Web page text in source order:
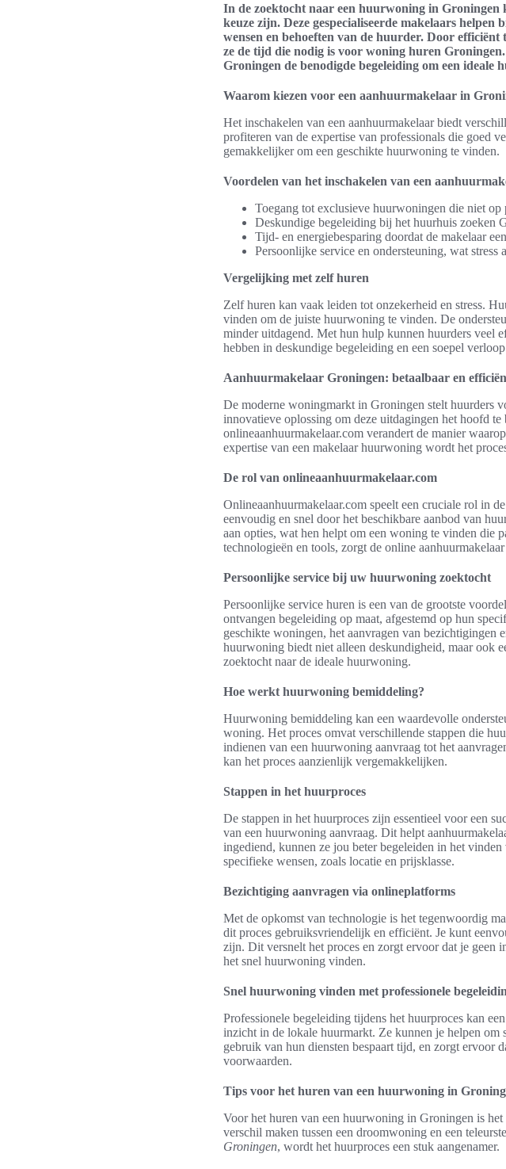
In de zoektocht naar een huurwoning in Groningen
keuze zijn. Deze gespecialiseerde makelaars
wensen en behoeften van de huurder. Door
ze de tijd die nodig is voor woning huren
Groningen de benodigde begeleiding om een ideale
Waarom kiezen voor een aanhuurmakelaar in
Het inschakelen van een aanhuurmakelaar biedt
profiteren van de expertise van professionals die goed
gemakkelijker om een geschikte huurwoning te vinden.
Voordelen van het inschakelen van een
Toegang tot exclusieve huurwoningen die niet
Deskundige begeleiding bij het huurhuis zoeken
Tijd- en energiebesparing doordat de makelaar
Persoonlijke service en ondersteuning, wat stress
Vergelijking met zelf huren
Zelf huren kan vaak leiden tot onzekerheid en stress.
vinden om de juiste huurwoning te vinden. De
minder uitdagend. Met hun hulp kunnen huurders veel
hebben in deskundige begeleiding en een soepel
Aanhuurmakelaar Groningen: betaalbaar en
De moderne woningmarkt in Groningen stelt huurders
innovatieve oplossing om deze uitdagingen het hoofd
onlineaanhuurmakelaar.com verandert de manier
expertise van een makelaar huurwoning wordt het
De rol van onlineaanhuurmakelaar.com
Onlineaanhuurmakelaar.com speelt een cruciale rol in
eenvoudig en snel door het beschikbare aanbod van
aan opties, wat hen helpt om een woning te vinden die
technologieën en tools, zorgt de online
Persoonlijke service bij uw huurwoning zoektocht
Persoonlijke service huren is een van de grootste
ontvangen begeleiding op maat, afgestemd op hun
geschikte woningen, het aanvragen van bezichtigingen
huurwoning biedt niet alleen deskundigheid, maar ook
zoektocht naar de ideale huurwoning.
Hoe werkt huurwoning bemiddeling?
Huurwoning bemiddeling kan een waardevolle
woning. Het proces omvat verschillende stappen die
indienen van een huurwoning aanvraag tot het
kan het proces aanzienlijk vergemakkelijken.
Stappen in het huurproces
De stappen in het huurproces zijn essentieel voor een
van een huurwoning aanvraag. Dit helpt
ingediend, kunnen ze jou beter begeleiden in het
specifieke wensen, zoals locatie en prijsklasse.
Bezichtiging aanvragen via onlineplatforms
Met de opkomst van technologie is het tegenwoordig
dit proces gebruiksvriendelijk en efficiënt. Je kunt
zijn. Dit versnelt het proces en zorgt ervoor dat je geen
het snel huurwoning vinden.
Snel huurwoning vinden met professionele
Professionele begeleiding tijdens het huurproces kan
inzicht in de lokale huurmarkt. Ze kunnen je helpen
gebruik van hun diensten bespaart tijd, en zorgt ervoor
voorwaarden.
Tips voor het huren van een huurwoning in
Voor het huren van een huurwoning in Groningen is
verschil maken tussen een droomwoning en een
Groningen, wordt het huurproces een stuk aangenamer.